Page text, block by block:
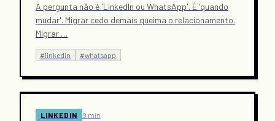
A pergunta não é 'LinkedIn ou WhatsApp'. É 'quando
mudar'. Migrar cedo demais queima o relacionamento.
Migrar …
#linkedin #whatsapp
LINKEDIN 9 min